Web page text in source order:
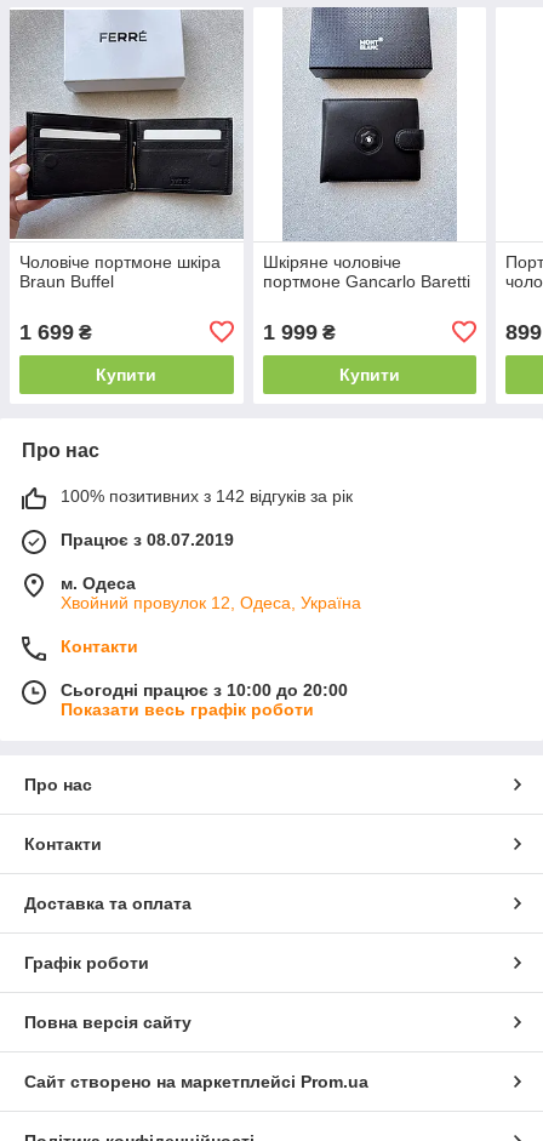
Чоловіче портмоне шкіра
Braun Buffel
1 699 ₴
Купити
Шкіряне чоловіче
портмоне Gancarlo Baretti
1 999₴
Купити
899
Про нас
100% позитивних з 142 відгуків за рік
Працює з 08.07.2019
м. Одеса
Хвойний провулок 12, Одеса, Україна
Контакти
Сьогодні працює з 10:00 до 20:00
Показати весь графік роботи
Про нас
Контакти
Доставка та оплата
Графік роботи
Повна версія сайту
Сайт створено на маркетплейсі Prom.ua